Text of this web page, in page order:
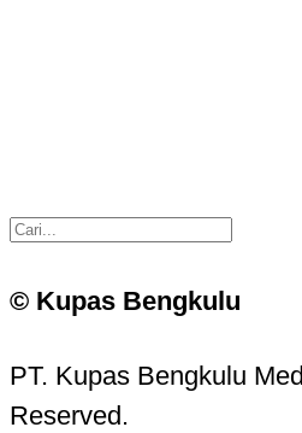
© Kupas Bengkulu
PT. Kupas Bengkulu
Reserved.